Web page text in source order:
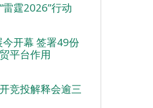
霆2026”行动
开幕 签署49份
平台作用
竞投解释会逾三